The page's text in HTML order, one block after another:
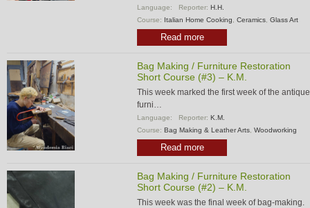
Language: Reporter: H.H.
Course: Italian Home Cooking Ceramics Glass Art
Read more
Bag Making / Furniture Restoration
Short Course (#3) – K.M.
This week marked the first week of the antique
furni…
Language: Reporter: K.M.
Course: Bag Making & Leather Arts Woodworking
Read more
Bag Making / Furniture Restoration
Short Course (#2) – K.M.
This week was the final week of bag-making.